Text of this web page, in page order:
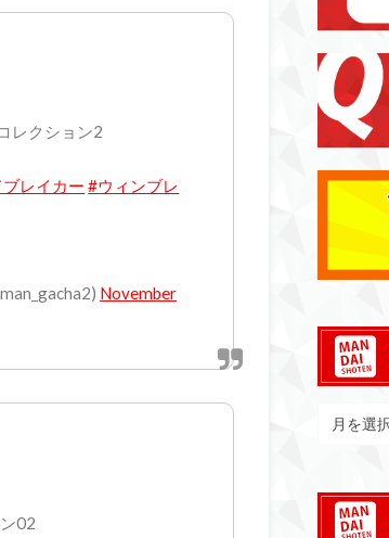
レクション2
レイカー #ウィンブレ
November
02